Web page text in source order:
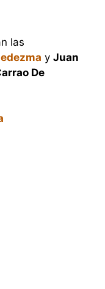
las
y Juan
De